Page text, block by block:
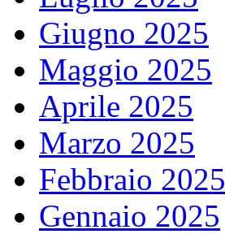
Giugno 2025
Maggio 2025
Aprile 2025
Marzo 2025
Febbraio 2025
Gennaio 2025